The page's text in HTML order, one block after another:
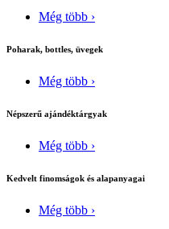
Még több ›
Poharak, bottles, üvegek
Még több ›
Népszerű ajándéktárgyak
Még több ›
Kedvelt finomságok és alapanyagai
Még több ›